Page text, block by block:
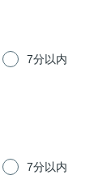
7分以内
7分以内